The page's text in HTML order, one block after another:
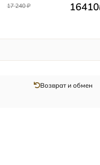
17 240₽ 16410
Возврат и обмен